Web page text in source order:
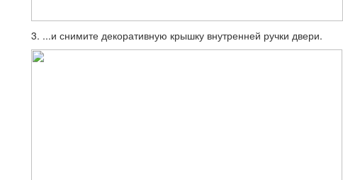
3. ...и снимите декоративную крышку внутренней ручки двери.